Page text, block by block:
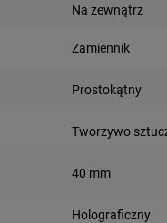
Na zewnątrz
Zamiennik
Prostokątny
Tworzywo
40 mm
Holograficzny